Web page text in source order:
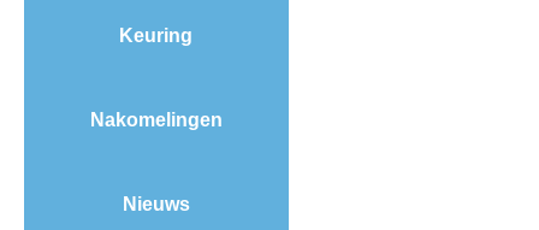
Tarievenlijst
Webshop
NRPS Select Sale
Keuring
Nakomelingen
Nieuws